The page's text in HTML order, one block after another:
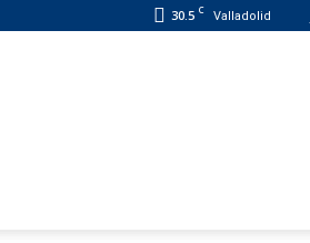
30.5 C Valladolid